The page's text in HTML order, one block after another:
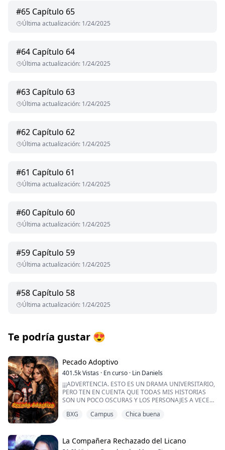
#65 Capítulo 65
Última actualización: 1/24/2025
#64 Capítulo 64
Última actualización: 1/24/2025
#63 Capítulo 63
Última actualización: 1/24/2025
#62 Capítulo 62
Última actualización: 1/24/2025
#61 Capítulo 61
Última actualización: 1/24/2025
#60 Capítulo 60
Última actualización: 1/24/2025
#59 Capítulo 59
Última actualización: 1/24/2025
#58 Capítulo 58
Última actualización: 1/24/2025
Te podría gustar 😍
Pecado Adoptivo
401.5kVistas · En curso · Lin Daniels
¡¡¡ADVERTENCIA. ESTO ES UN DRAMA UNIVERSITARIO,
PERO TEN EN CUENTA QUE TODAS MIS HISTORIAS
SON UN POCO OSCURAS Y LOS PERSONAJES A VECES
ALGO SEXY, PERO TAMBIÉN DULCE!!!
prestigiosas del país es un sueño hecho realidad, sobre
BXG Campus Chica buena
La Compañera Rechazado del Licano